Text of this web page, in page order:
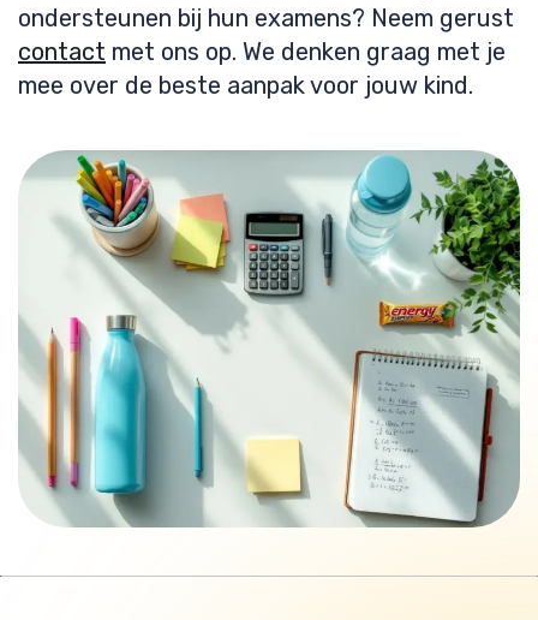
ondersteunen bij hun examens? Neem gerust
contact met ons op. We denken graag met je
mee over de beste aanpak voor jouw kind.